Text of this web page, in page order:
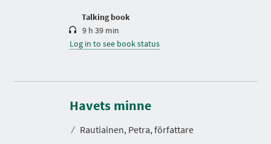
Talking book
9 h 39 min
Log in to see book status
Havets minne
⁄ Rautiainen, Petra, författare
D
r
a
i